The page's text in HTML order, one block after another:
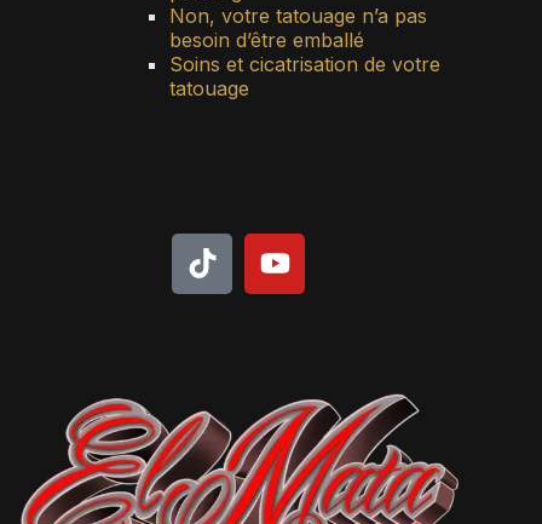
Non, votre tatouage n’a pas
besoin d’être emballé
Soins et cicatrisation de votre
tatouage